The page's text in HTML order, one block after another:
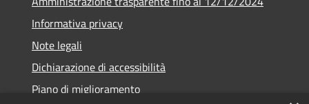
Informativa privacy
Note legali
Dichiarazione di accessibilità
Piano di miglioramento